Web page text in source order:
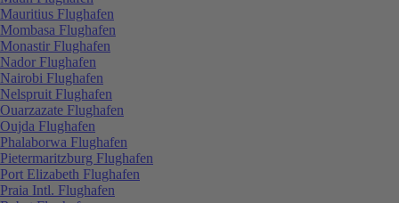
Mauritius Flughafen
Mombasa Flughafen
Monastir Flughafen
Nador Flughafen
Nairobi Flughafen
Nelspruit Flughafen
Ouarzazate Flughafen
Oujda Flughafen
Phalaborwa Flughafen
Pietermaritzburg Flughafen
Port Elizabeth Flughafen
Praia Intl. Flughafen